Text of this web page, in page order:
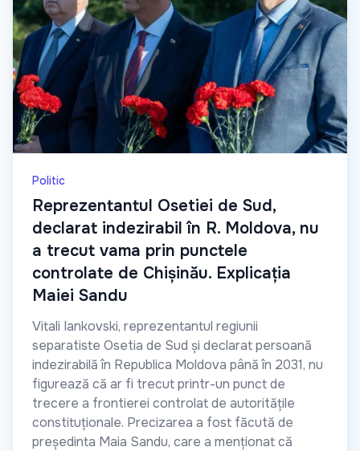
Politic
Reprezentantul Osetiei de Sud,
declarat indezirabil în R. Moldova, nu
a trecut vama prin punctele
controlate de Chișinău. Explicația
Maiei Sandu
Vitali Iankovski, reprezentantul regiunii
separatiste Osetia de Sud și declarat persoană
indezirabilă în Republica Moldova până în 2031, nu
figurează că ar fi trecut printr-un punct de
trecere a frontierei controlat de autoritățile
constituționale. Precizarea a fost făcută de
președinta Maia Sandu, care a menționat că